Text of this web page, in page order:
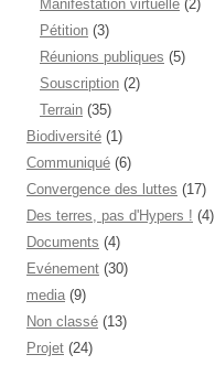
Manifestation virtuelle (2)
Pétition (3)
Réunions publiques (5)
Souscription (2)
Terrain (35)
Biodiversité (1)
Communiqué (6)
Convergence des luttes (17)
Des terres, pas d'Hypers ! (4)
Documents (4)
Evénement (30)
media (9)
Non classé (13)
Projet (24)